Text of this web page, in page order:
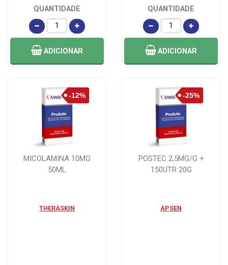
QUANTIDADE
ADICIONAR
QUANTIDADE
ADICIONAR
MICOLAMINA 10MG
50ML
THERASKIN
POSTEC 2,5MG/G +
150UTR 20G
APSEN